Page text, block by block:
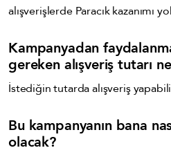
alışverişlerde Paracıkkazanımı
Kampanyadan
gereken alışveriş tutarı
İstediğin tutarda alışveriş
Bu kampanyanın bana
olacak?